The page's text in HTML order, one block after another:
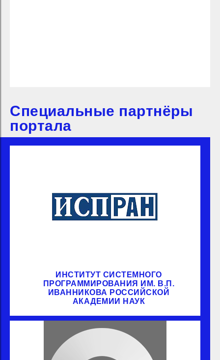
Специальные партнёры
портала
ИНСТИТУТ СИСТЕМНОГО
ПРОГРАММИРОВАНИЯ ИМ. В.П.
ИВАННИКОВА РОССИЙСКОЙ
АКАДЕМИИ НАУК